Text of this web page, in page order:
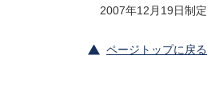
2007年12月19日制定
ページトップに戻る